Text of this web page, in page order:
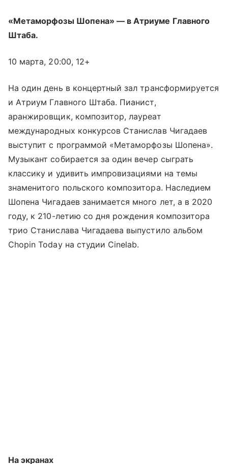
«Метаморфозы Шопена» — в Атриуме Главного
Штаба.
10 марта, 20:00, 12+
На один день в концертный зал трансформируется
и Атриум Главного Штаба. Пианист,
аранжировщик, композитор, лауреат
международных конкурсов Станислав Чигадаев
выступит с программой «Метаморфозы Шопена».
Музыкант собирается за один вечер сыграть
классику и удивить импровизациями на темы
знаменитого польского композитора. Наследием
Шопена Чигадаев занимается много лет, а в 2020
году, к 210-летию со дня рождения композитора
трио Станислава Чигадаева выпустило альбом
Chopin Today на студии Cinelab.
На экранах